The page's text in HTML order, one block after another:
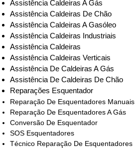
Assistência Caldeiras A Gás
Assistência Caldeiras De Chão
Assistência Caldeiras A Gasóleo
Assistência Caldeiras Industriais
Assistência Caldeiras
Assistência Caldeiras Verticais
Assistência De Caldeiras A Gás
Assistência De Caldeiras De Chão
Reparações Esquentador
Reparação De Esquentadores Manuais
Reparação De Esquentadores A Gás
Conversão De Esquentador
SOS Esquentadores
Técnico Reparação De Esquentadores